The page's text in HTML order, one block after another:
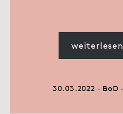
weiterlesen
30.03.2022 · BoD ·